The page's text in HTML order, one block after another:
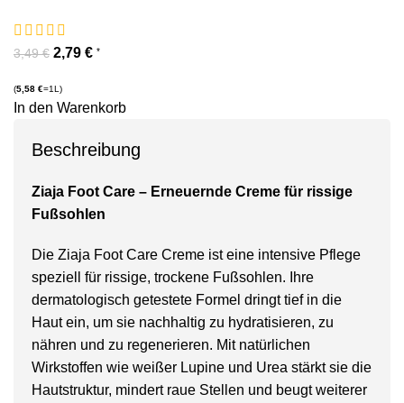
3,49€ 2,79 € *
(5,58 €=1L)
In den Warenkorb
Beschreibung
Ziaja Foot Care – Erneuernde Creme für rissige
Fußsohlen
Die Ziaja Foot Care Creme ist eine intensive Pflege
speziell für rissige, trockene Fußsohlen. Ihre
dermatologisch getestete Formel dringt tief in die
Haut ein, um sie nachhaltig zu hydratisieren, zu
nähren und zu regenerieren. Mit natürlichen
Wirkstoffen wie weißer Lupine und Urea stärkt sie die
Hautstruktur, mindert raue Stellen und beugt weiterer